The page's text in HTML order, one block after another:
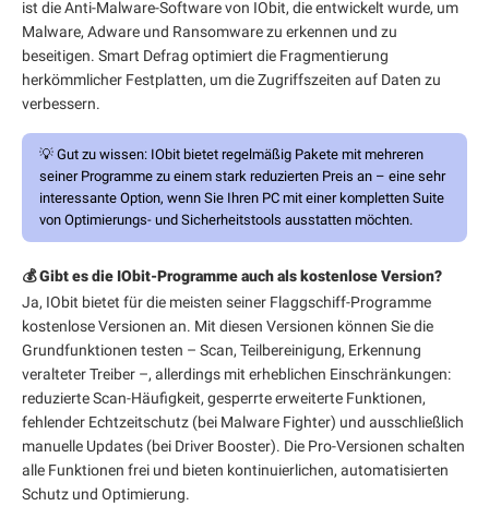
ist die Anti-Malware-Software von IObit, die entwickelt wurde, um
Malware, Adware und Ransomware zu erkennen und zu
beseitigen. Smart Defrag optimiert die Fragmentierung
herkömmlicher Festplatten, um die Zugriffszeiten auf Daten zu
verbessern.
💡 Gut zu wissen: IObit bietet regelmäßig Pakete mit mehreren
seiner Programme zu einem stark reduzierten Preis an – eine sehr
interessante Option, wenn Sie Ihren PC mit einer kompletten Suite
von Optimierungs- und Sicherheitstools ausstatten möchten.
💰 Gibt es die IObit-Programme auch als kostenlose Version?
Ja, IObit bietet für die meisten seiner Flaggschiff-Programme
kostenlose Versionen an. Mit diesen Versionen können Sie die
Grundfunktionen testen – Scan, Teilbereinigung, Erkennung
veralteter Treiber –, allerdings mit erheblichen Einschränkungen:
reduzierte Scan-Häufigkeit, gesperrte erweiterte Funktionen,
fehlender Echtzeitschutz (bei Malware Fighter) und ausschließlich
manuelle Updates (bei Driver Booster). Die Pro-Versionen schalten
alle Funktionen frei und bieten kontinuierlichen, automatisierten
Schutz und Optimierung.